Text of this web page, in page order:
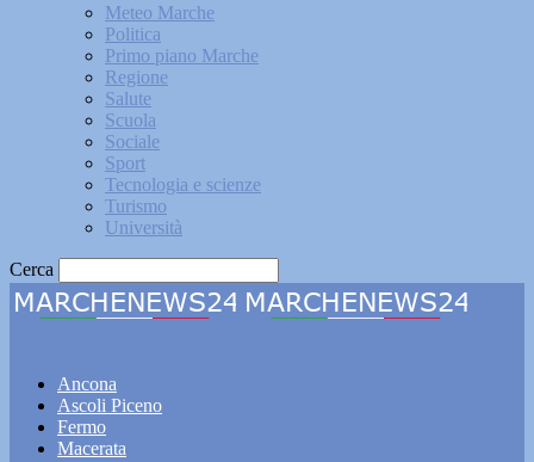
Meteo Marche
Politica
Primo piano Marche
Regione
Salute
Scuola
Sociale
Sport
Tecnologia e scienze
Turismo
Università
Cerca
Ancona
Ascoli Piceno
Fermo
Macerata